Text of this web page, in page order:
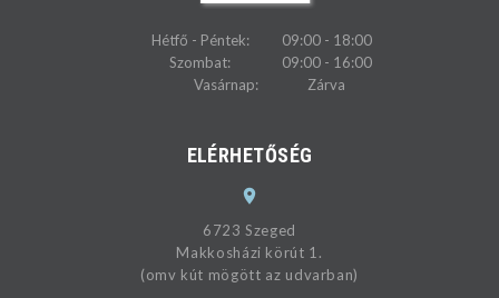
Hétfő - Péntek:
09:00 - 18:00
Szombat:
09:00 - 16:00
Vasárnap:
Zárva
ELÉRHETŐSÉG
6723 Szeged
Makkosházi körút 1.
(omv kút mögött az udvarban)